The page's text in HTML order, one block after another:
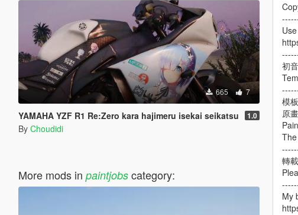
665 7
YAMAHA YZF R1 Re:Zero kara hajimeru isekai seikatsu 1.0
By Choudidi
More mods in paintjobscategory:
初
模
原
轉
My